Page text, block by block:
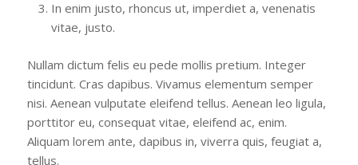
In enim justo, rhoncus ut, imperdiet a, venenatis
vitae, justo.
Nullam dictum felis eu pede mollis pretium. Integer
tincidunt. Cras dapibus. Vivamus elementum semper
nisi. Aenean vulputate eleifend tellus. Aenean leo ligula,
porttitor eu, consequat vitae, eleifend ac, enim.
Aliquam lorem ante, dapibus in, viverra quis, feugiat a,
tellus.